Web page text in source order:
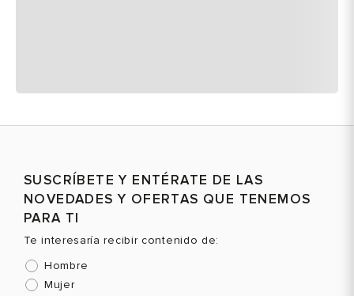
SUSCRÍBETE Y ENTÉRATE DE LAS
NOVEDADES Y OFERTAS QUE TENEMOS
PARA TI
Te interesaría recibir contenido de:
Hombre
Mujer